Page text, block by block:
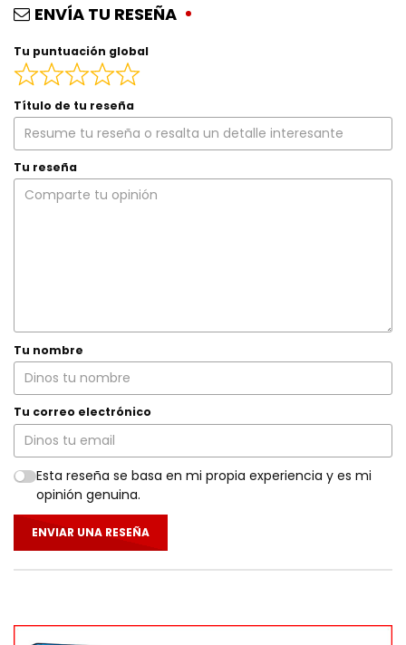
ENVÍA TU RESEÑA
Tu puntuación global
Título de tu reseña
Tu reseña
Tu nombre
Tu correo electrónico
Esta reseña se basa en mi propia experiencia y es mi
opinión genuina.
ENVIAR UNA RESEÑA